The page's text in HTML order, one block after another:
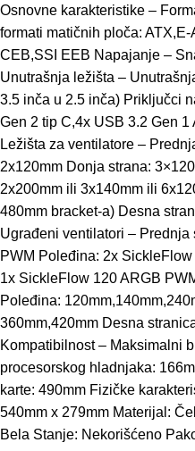
Osnovne karakteristike –
formati matičnih ploča:
CEB,SSI EEB Napajanje –
Unutrašnja ležišta –
3.5 inča u 2.5 inča) Priključci
Gen 2 tip C,4x USB 3.2 Gen
Ležišta za ventilatore –
2x120mm Donja strana:
2x200mm ili 3x140mm ili
480mm bracket-a) Desna
Ugrađeni ventilatori –
PWM Poleđina: 2x
1x SickleFlow 120 ARGB
Poleđina:
360mm,420mm Desna
Kompatibilnost – Maksimalni
procesorskog hladnjaka:
karte: 490mm Fizičke
540mm x 279mm Materijal:
Bela Stanje: Nekorišćeno